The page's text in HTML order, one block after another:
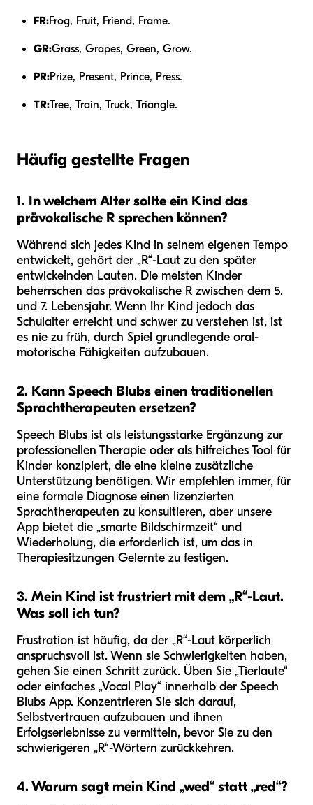
FR:Frog, Fruit, Friend, Frame.
GR:Grass, Grapes, Green, Grow.
PR:Prize, Present, Prince, Press.
TR:Tree, Train, Truck, Triangle.
Häufig gestellte Fragen
1. In welchem Alter sollte ein Kind das
prävokalische R sprechen können?
Während sich jedes Kind in seinem eigenen Tempo
entwickelt, gehört der „R“-Laut zu den später
entwickelnden Lauten. Die meisten Kinder
beherrschen das prävokalische R zwischen dem 5.
und 7. Lebensjahr. Wenn Ihr Kind jedoch das
Schulalter erreicht und schwer zu verstehen ist, ist
es nie zu früh, durch Spiel grundlegende oral-
motorische Fähigkeiten aufzubauen.
2. Kann Speech Blubs einen traditionellen
Sprachtherapeuten ersetzen?
Speech Blubs ist als leistungsstarke Ergänzung zur
professionellen Therapie oder als hilfreiches Tool für
Kinder konzipiert, die eine kleine zusätzliche
Unterstützung benötigen. Wir empfehlen immer, für
eine formale Diagnose einen lizenzierten
Sprachtherapeuten zu konsultieren, aber unsere
App bietet die „smarte Bildschirmzeit“ und
Wiederholung, die erforderlich ist, um das in
Therapiesitzungen Gelernte zu festigen.
3. Mein Kind ist frustriert mit dem „R“-Laut.
Was soll ich tun?
Frustration ist häufig, da der „R“-Laut körperlich
anspruchsvoll ist. Wenn sie Schwierigkeiten haben,
gehen Sie einen Schritt zurück. Üben Sie „Tierlaute“
oder einfaches „Vocal Play“ innerhalb der Speech
Blubs App. Konzentrieren Sie sich darauf,
Selbstvertrauen aufzubauen und ihnen
Erfolgserlebnisse zu vermitteln, bevor Sie zu den
schwierigeren „R“-Wörtern zurückkehren.
4. Warum sagt mein Kind „wed“ statt „red“?